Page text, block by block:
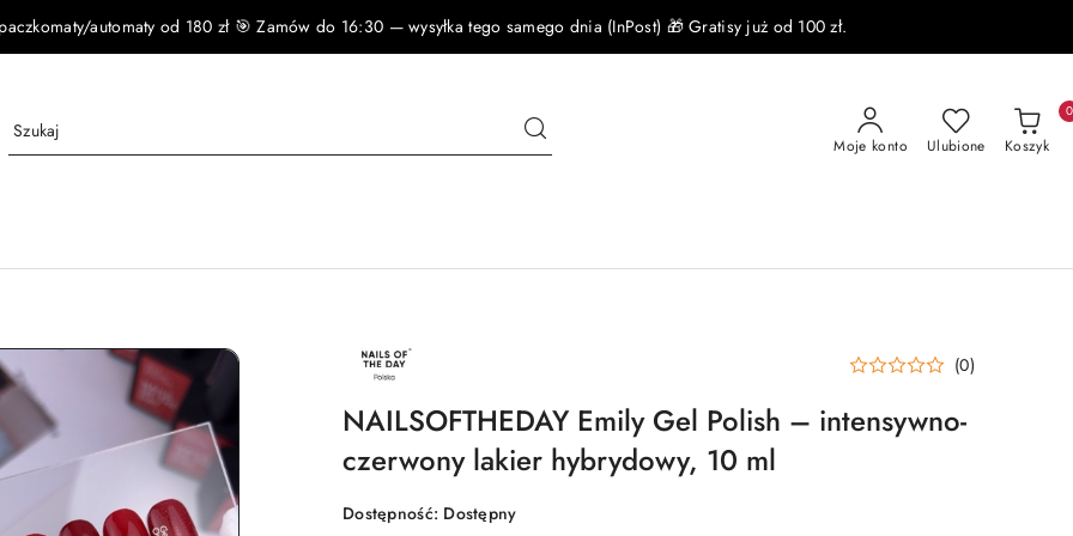
automaty od 180 zł 🎯 Zamów do 16:30 — wysyłka tego samego dnia (InPost) 🎁 Gratisy już od 100 zł.
Moje konto Ulubione Koszyk
0
NAZWA
PRODUCENTA: (0)
NAILSOFTHEDAY Emily Gel Polish – intensywno-
czerwony lakier hybrydowy, 10 ml
Dostępność: Dostępny